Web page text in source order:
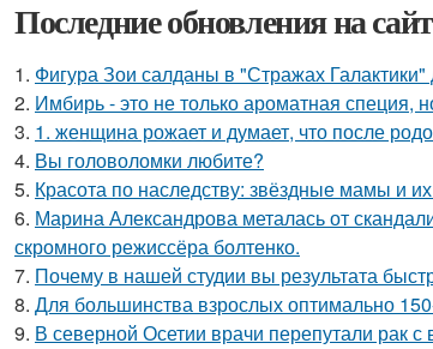
Последние обновления на
1. Фигура Зои салданы в "Стражах
2. Имбирь - это не только ароматная специя,
3. 1. женщина рожает и думает, что после
4. Вы головоломки любите?
5. Красота по наследству: звёздные мамы и
6. Марина Александрова металась от
скромного режиссёра болтенко.
7. Почему в нашей студии вы результата
8. Для большинства взрослых оптимально
9. В северной Осетии врачи перепутали рак